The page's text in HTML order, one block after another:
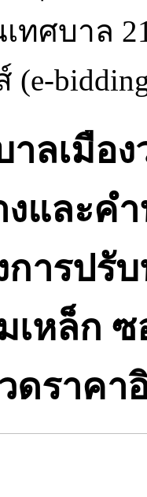
ทศบาล
(e-
ลเมือ
งและค
การปรั
เหล็ก
ดราคา